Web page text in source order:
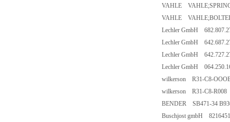
VAHLE
VAHLE
Lechler GmbH
Lechler GmbH
Lechler GmbH
Lechler GmbH
wilkerson R31-C8-
wilkerson R31-C8-R008
BENDER SB471-34
Buschjost gmbH 8216451